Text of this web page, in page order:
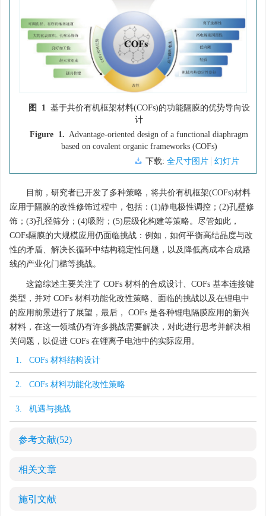
图 1 基于共价有机框架材料(COFs)的功能隔膜的优势导向设
计
Figure 1. Advantage-oriented design of a functional diaphragm
based on covalent organic frameworks (COFs)
下载: 全尺寸图片 幻灯片
目前，研究者已开发了多种策略，将共价有机框架(COFs)材料
应用于隔膜的改性修饰过程中，包括：(1)静电极性调控；(2)孔壁修
饰；(3)孔径筛分；(4)吸附；(5)层级化构建等策略。尽管如此，
COFs隔膜的大规模应用仍面临挑战：例如，如何平衡高结晶度与改
性的矛盾、解决长循环中结构稳定性问题，以及降低高成本合成路
线的产业化门槛等挑战。
这篇综述主要关注了 COFs 材料的合成设计、COFs 基本连接键
类型，并对 COFs 材料功能化改性策略、面临的挑战以及在锂电中
的应用前景进行了展望，最后， COFs 是各种锂电隔膜应用的新兴
材料，在这一领域仍有许多挑战需要解决，对此进行思考并解决相
关问题，以促进 COFs 在锂离子电池中的实际应用。
1. COFs 材料结构设计
2. COFs 材料功能化改性策略
3. 机遇与挑战
参考文献(52)
相关文章
施引文献